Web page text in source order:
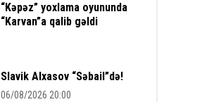
“Kəpəz” yoxlama oyununda
“Karvan”a qalib gəldi
Slavik Alxasov “Səbail”də!
06/08/2026 20:00